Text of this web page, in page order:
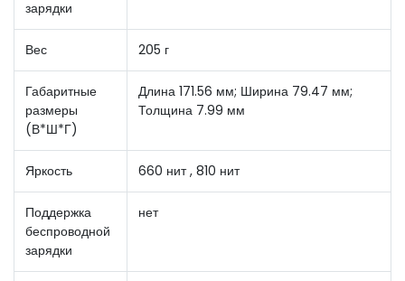
зарядки
Вес 205 г
Габаритные
размеры
(В*Ш*Г)
Длина 171.56 мм; Ширина 79.47 мм;
Толщина 7.99 мм
Яркость 660 нит , 810 нит
Поддержка
беспроводной
зарядки
нет